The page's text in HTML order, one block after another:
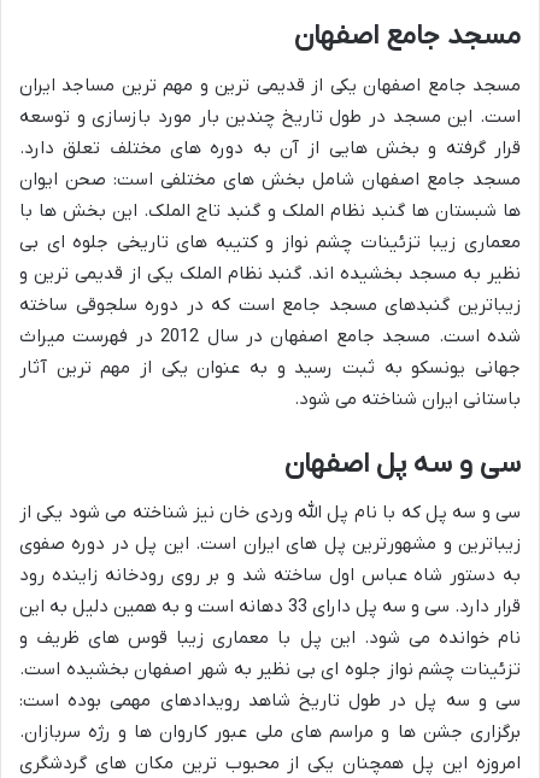
مسجد جامع اصفهان
مسجد جامع اصفهان یکی از قدیمی ترین و مهم ترین مساجد ایران
است. این مسجد در طول تاریخ چندین بار مورد بازسازی و توسعه
قرار گرفته و بخش هایی از آن به دوره های مختلف تعلق دارد.
مسجد جامع اصفهان شامل بخش های مختلفی است: صحن ایوان
ها شبستان ها گنبد نظام الملک و گنبد تاج الملک. این بخش ها با
معماری زیبا تزئینات چشم نواز و کتیبه های تاریخی جلوه ای بی
نظیر به مسجد بخشیده اند. گنبد نظام الملک یکی از قدیمی ترین و
زیباترین گنبدهای مسجد جامع است که در دوره سلجوقی ساخته
شده است. مسجد جامع اصفهان در سال 2012 در فهرست میراث
جهانی یونسکو به ثبت رسید و به عنوان یکی از مهم ترین آثار
باستانی ایران شناخته می شود.
سی و سه پل اصفهان
سی و سه پل که با نام پل الله وردی خان نیز شناخته می شود یکی از
زیباترین و مشهورترین پل های ایران است. این پل در دوره صفوی
به دستور شاه عباس اول ساخته شد و بر روی رودخانه زاینده رود
قرار دارد. سی و سه پل دارای 33 دهانه است و به همین دلیل به این
نام خوانده می شود. این پل با معماری زیبا قوس های ظریف و
تزئینات چشم نواز جلوه ای بی نظیر به شهر اصفهان بخشیده است.
سی و سه پل در طول تاریخ شاهد رویدادهای مهمی بوده است:
برگزاری جشن ها و مراسم های ملی عبور کاروان ها و رژه سربازان.
امروزه این پل همچنان یکی از محبوب ترین مکان های گردشگری